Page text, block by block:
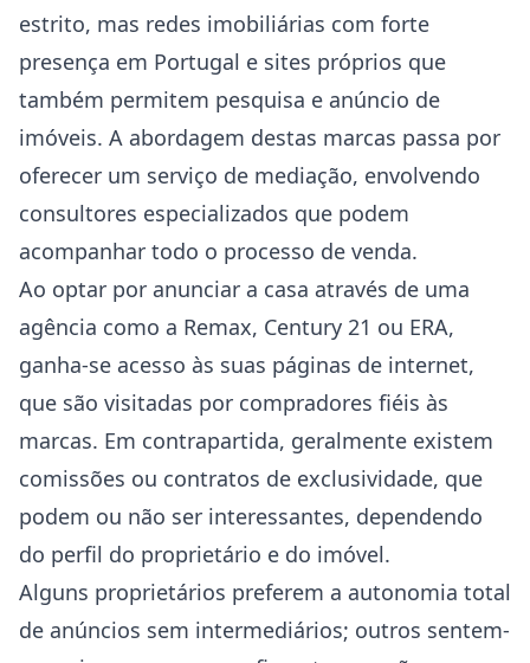
estrito, mas redes imobiliárias com forte
presença em Portugal e sites próprios que
também permitem pesquisa e anúncio de
imóveis. A abordagem destas marcas passa por
oferecer um serviço de mediação, envolvendo
consultores especializados que podem
acompanhar todo o processo de venda.
Ao optar por anunciar a casa através de uma
agência como a Remax, Century 21 ou ERA,
ganha-se acesso às suas páginas de internet,
que são visitadas por compradores fiéis às
marcas. Em contrapartida, geralmente existem
comissões ou contratos de exclusividade, que
podem ou não ser interessantes, dependendo
do perfil do proprietário e do imóvel.
Alguns proprietários preferem a autonomia total
de anúncios sem intermediários; outros sentem-